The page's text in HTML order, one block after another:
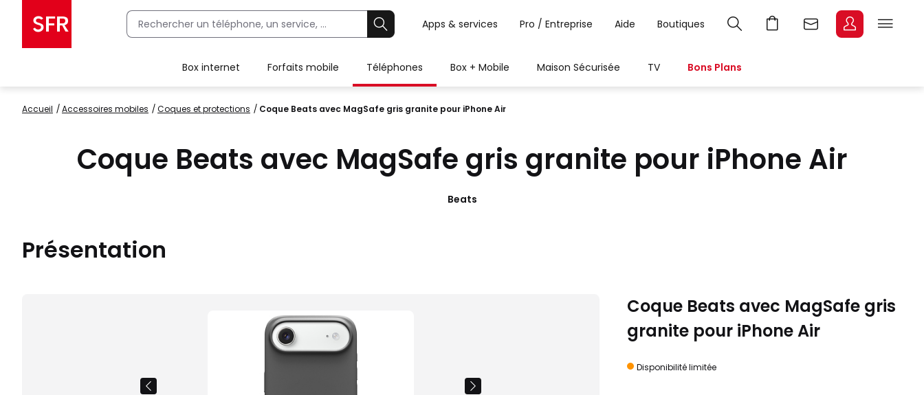
Apps & services Pro / Entreprise Aide Boutiques
Box internet Forfaits mobile Téléphones Box + Mobile Maison Sécurisée TV Bons Plans
Accueil accessoires mobiles coques et protections Coque Beats avec MagSafe gris granite pour iPhone Air
Coque Beats avec MagSafe gris granite pour iPhone Air
Beats
Présentation
Images
produit
Coque Beats avec MagSafe gris
granite pour iPhone Air
Disponibilité limitée